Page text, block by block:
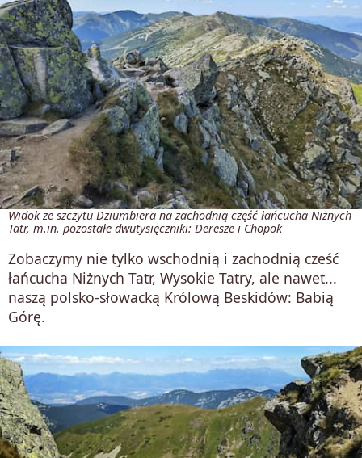
Widok ze szczytu Dziumbiera na zachodnią część łańcucha Niżnych
Tatr, m.in. pozostałe dwutysięczniki: Deresze i Chopok
Zobaczymy nie tylko wschodnią i zachodnią cześć
łańcucha Niżnych Tatr, Wysokie Tatry, ale nawet...
naszą polsko-słowacką Królową Beskidów: Babią
Górę.